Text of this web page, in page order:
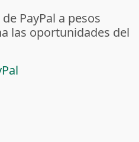
PayPal a pesos
las oportunidades del